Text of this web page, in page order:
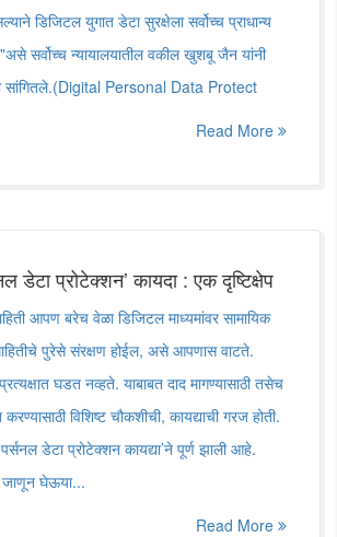
डिजिटल युगात डेटा सुरक्षेला सर्वोच्च प्राधान्य
सर्वोच्च न्यायालयातील वकील खुशबू जैन यांनी
सांगितले.(Digital Personal Data Protect
Read More
डेटा प्रोटेक्शन‌’ कायदा : एक दृष्टिक्षेप
आपण बरेच वेळा डिजिटल माध्यमांवर सामायिक
पुरेसे संरक्षण होईल, असे आपणास वाटते.
घडत नव्हते. याबाबत दाद मागण्यासाठी तसेच
करण्यासाठी विशिष्ट चौकशीची, कायद्याची गरज होती.
डेटा प्रोटेक्शन कायद्या‌’ने पूर्ण झाली आहे.
जाणून घेऊया...
Read More